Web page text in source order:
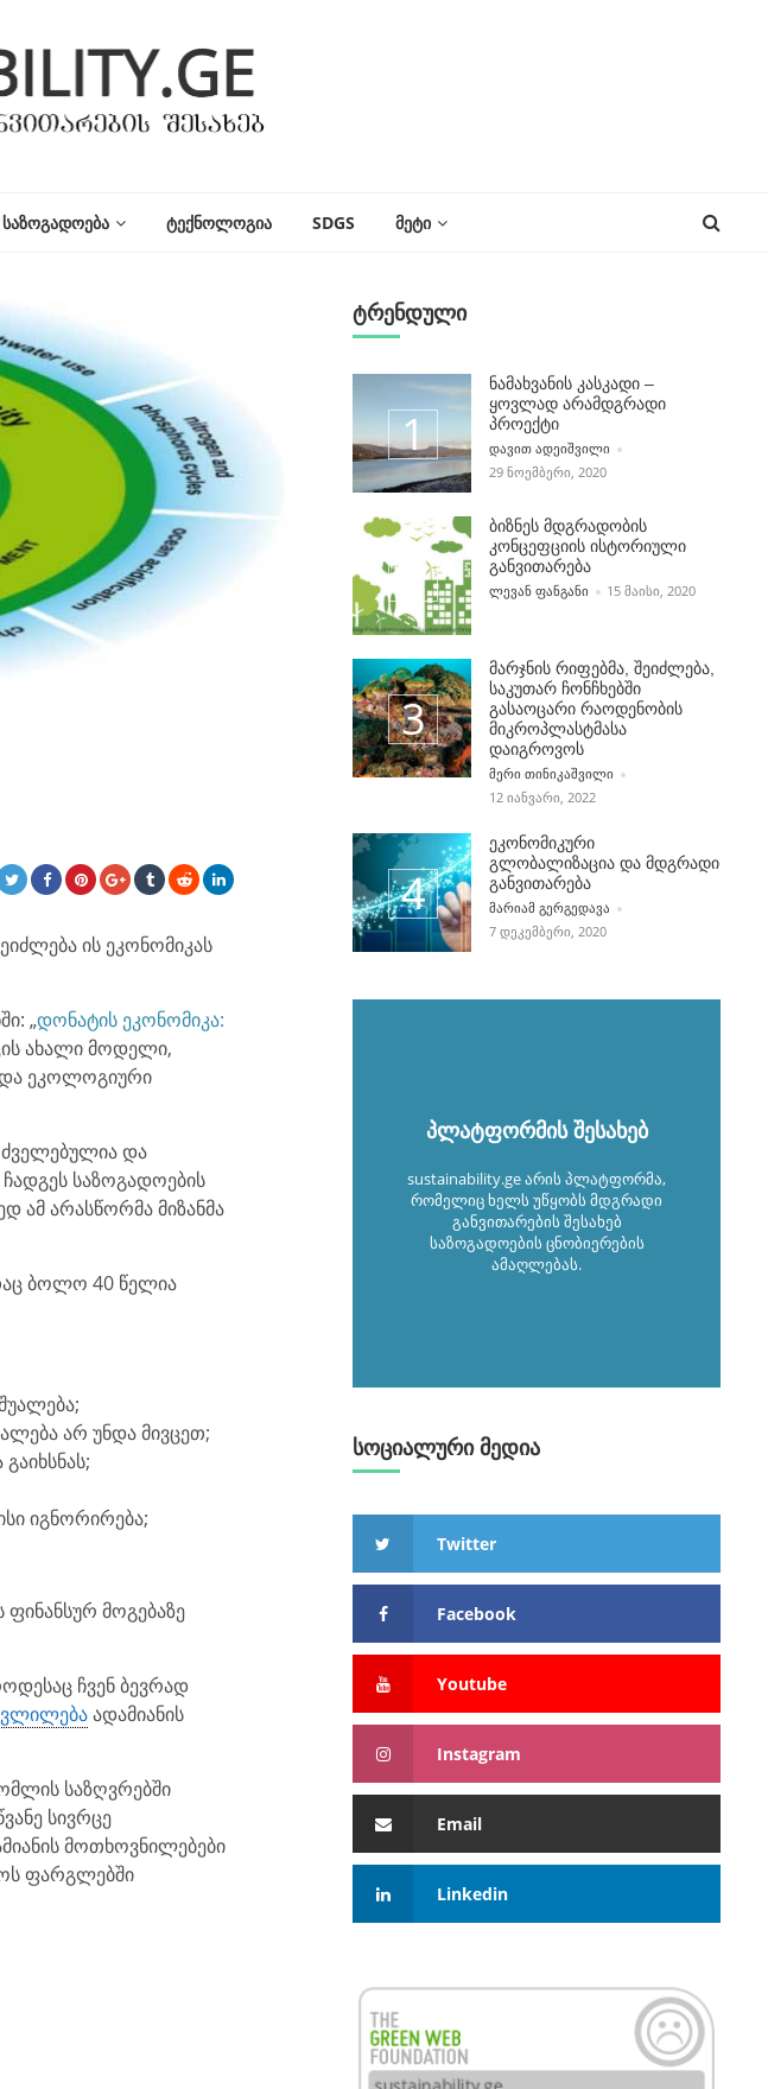
ᲡᲐᲖᲝᲒᲐᲓᲝᲔᲑᲐ ᲢᲔᲥᲜᲝᲚᲝᲒᲘᲐ SDGS ᲛᲔᲢᲘ
ის ეკონომიკას
„დონატის ეკონომიკა:
ახალი მოდელი,
ეკოლოგიური
და
საზოგადოების
ამ არასწორმა მიზანმა
ბოლო 40 წელია
არ უნდა მივცეთ;
იგნორირება;
მოგებაზე
ჩვენ ბევრად
ადამიანის
საზღვრებში
სივრცე
მოთხოვნილებები
ფარგლებში
ტრენდული
ნამახვანის კასკადი –
ყოვლად არამდგრადი
პროექტი
POSTED BY
ᲓᲐᲕᲘᲗ ᲐᲓᲔᲘᲨᲕᲘᲚᲘ
29 ᲜᲝᲔᲛᲑᲔᲠᲘ, 2020
ბიზნეს მდგრადობის
კონცეფციის ისტორიული
განვითარება
POSTED BY
ᲚᲔᲕᲐᲜ ᲤᲐᲜᲒᲐᲜᲘ 15 ᲛᲐᲘᲡᲘ, 2020
მარჯნის რიფებმა, შეიძლება,
საკუთარ ჩონჩხებში
გასაოცარი რაოდენობის
მიკროპლასტმასა
დაიგროვოს
POSTED BY
ᲛᲔᲠᲘ ᲗᲘᲜᲘᲙᲐᲨᲕᲘᲚᲘ
12 ᲘᲐᲜᲕᲐᲠᲘ, 2022
ეკონომიკური
გლობალიზაცია და მდგრადი
განვითარება
POSTED BY
ᲛᲐᲠᲘᲐᲛ ᲒᲔᲠᲒᲔᲓᲐᲕᲐ
7 ᲓᲔᲙᲔᲛᲑᲔᲠᲘ, 2020
პლატფორმის შესახებ
sustainability.ge არის პლატფორმა,
რომელიც ხელს უწყობს მდგრადი
განვითარების შესახებ
საზოგადოების ცნობიერების
ამაღლებას.
სოციალური მედია
Twitter
Facebook
Youtube
Instagram
Email
Linkedin